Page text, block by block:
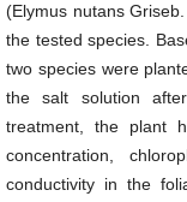
(Elymus nutans
the tested species.
two species were
the salt solution
treatment, the plant
concentration,
conductivity in the